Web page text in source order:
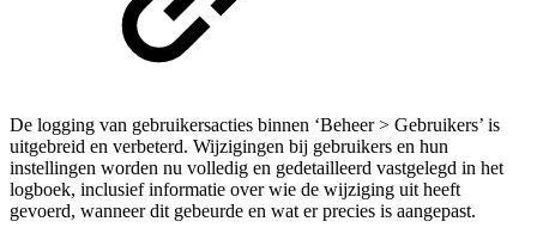
De logging van gebruikersacties binnen ‘Beheer > Gebruikers’ is
uitgebreid en verbeterd. Wijzigingen bij gebruikers en hun
instellingen worden nu volledig en gedetailleerd vastgelegd in het
logboek, inclusief informatie over wie de wijziging uit heeft
gevoerd, wanneer dit gebeurde en wat er precies is aangepast.